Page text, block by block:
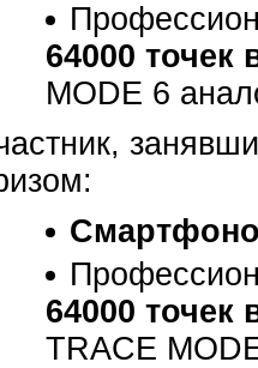
64000 точек
MODE 6
64000 точек
TRACE